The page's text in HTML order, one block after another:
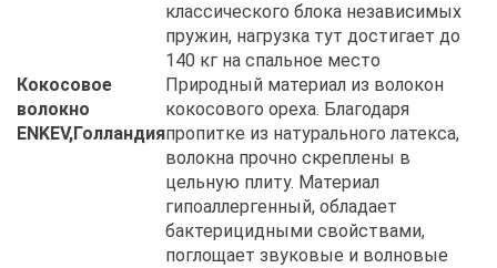
классического блока независимых
пружин, нагрузка тут достигает до
140 кг на спальное место
Кокосовое
волокно
ENKEV,Голландия
Природный материал из волокон
кокосового ореха. Благодаря
пропитке из натурального латекса,
волокна прочно скреплены в
цельную плиту. Материал
гипоаллергенный, обладает
бактерицидными свойствами,
поглощает звуковые и волновые